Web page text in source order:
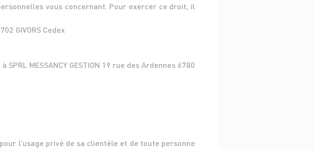
vous concernant. Pour exercer ce droit, il
GIVORS Cedex
MESSANCY GESTION 19 rue des Ardennes 6780
l’usage privé de sa clientèle et de toute personne